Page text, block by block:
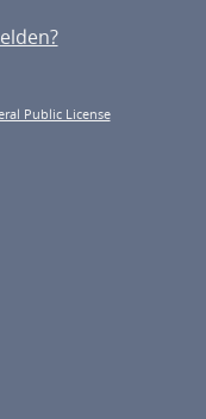
Public License